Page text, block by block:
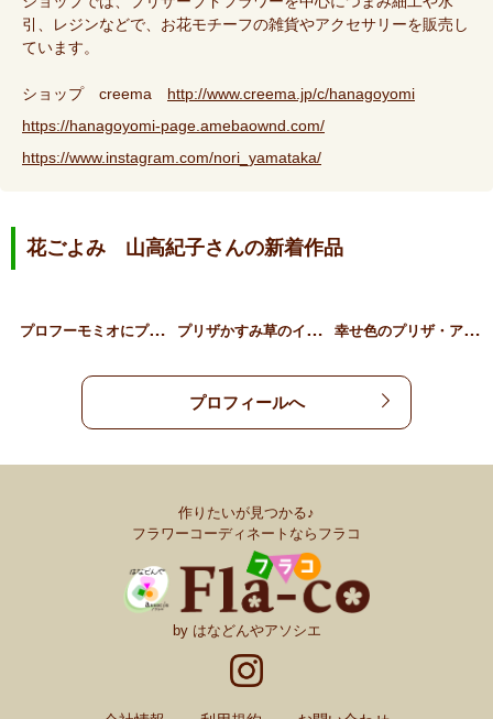
引、レジンなどで、お花モチーフの雑貨やアクセサリーを販売し
ています。
ショップ creema http://www.creema.jp/c/hanagoyomi
https://hanagoyomi-page.amebaownd.com/
https://www.instagram.com/nori_yamataka/
花ごよみ 山高紀子さんの新着作品
プ
ロフーモミオにプリザリー… プ
リザかすみ草のイヤリング 幸
せ色のプリザ・アジサイ …
プロフィールへ
作りたいが見つかる♪
フラワーコーディネートならフラコ
by はなどんやアソシエ